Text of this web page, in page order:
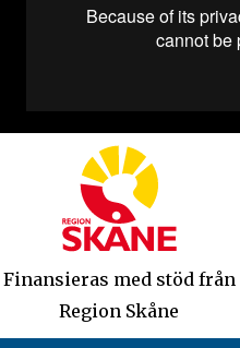
Finansieras med stöd från
Region Skåne